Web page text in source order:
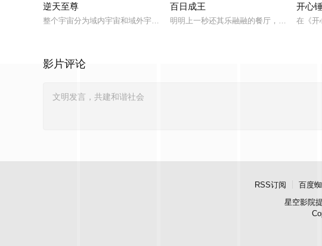
逆天至尊
整个宇宙分为域内宇宙和域外宇宙，两个宇宙彼此为敌，域外宇宙由天魔统治，
百日成王
明明上一秒还其乐融融的餐厅，下一秒竟
开心
在《开
影片评论
RSS订阅 百度
星空影院